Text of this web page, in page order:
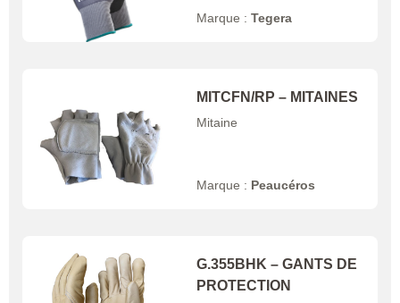
Marque :Tegera
MITCFN/RP – MITAINES
Mitaine
Marque : Peaucéros
G.355BHK – GANTS DE
PROTECTION